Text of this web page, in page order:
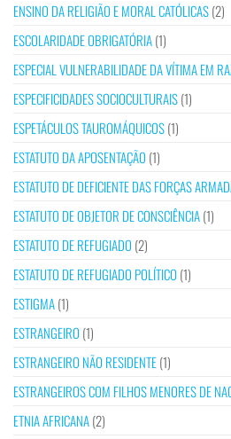
ENSINO DA RELIGIÃO E MORAL CATÓLICAS(2)
ESCOLARIDADE OBRIGATÓRIA(1)
ESPECIAL VULNERABILIDADE DA VÍTIMA EM
ESPECIFICIDADES SOCIOCULTURAIS(1)
ESPETÁCULOS TAUROMÁQUICOS(1)
ESTATUTO DA APOSENTAÇÃO (1)
ESTATUTO DE DEFICIENTE DAS FORÇAS
ESTATUTO DE OBJETOR DE CONSCIÊNCIA(1)
ESTATUTO DE REFUGIADO (2)
ESTATUTO DE REFUGIADO POLÍTICO (1)
ESTIGMA(1)
ESTRANGEIRO (1)
ESTRANGEIRO NÃO RESIDENTE(1)
ESTRANGEIROS COM FILHOS MENORES DE
ETNIA AFRICANA(2)